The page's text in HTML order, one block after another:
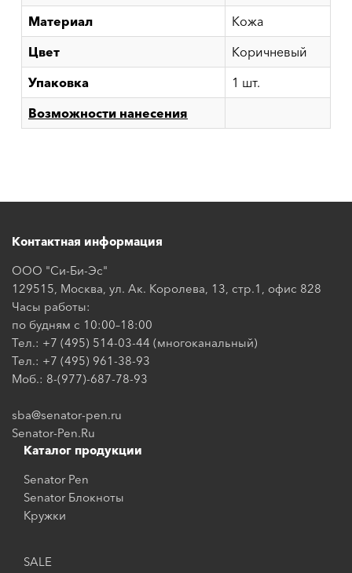
Материал
Кожа
Цвет
Коричневый
Упаковка
1 шт.
Возможности нанесения
Контактная информация
ООО "Си-Би-Эс"
129515, Москва, ул. Ак. Королева, 13, стр.1, офис 828
Часы работы:
по будням с 10:00–18:00
Тел.: +7 (495) 514-03-44 (многоканальный)
Тел.: +7 (495) 961-38-93
Моб.: 8-(977)-687-78-93
sba@senator-pen.ru
Senator-Pen.Ru
Каталог продукции
Senator Pen
Senator Блокноты
Кружки
SALE